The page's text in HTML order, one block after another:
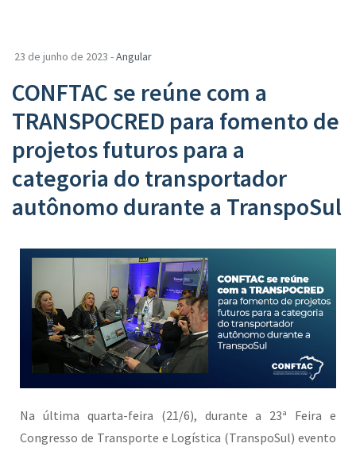
23 de junho de 2023 -Angular
CONFTAC se reúne com a
TRANSPOCRED para fomento de
projetos futuros para a
categoria do transportador
autônomo durante a TranspoSul
Na última quarta-feira (21/6), durante a 23ª Feira e
Congresso de Transporte e Logística (TranspoSul) evento